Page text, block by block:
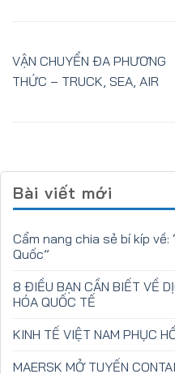
VẬN CHUYỂN ĐA PHƯƠNG
THỨC – TRUCK, SEA, AIR
Bài viết mới
Cẩm nang chia sẻ bí kíp về:
Quốc”
8 ĐIỀU BẠN CẦN BIẾT VỀ
HÓA QUỐC TẾ
KINH TẾ VIỆT NAM PHỤC
MAERSK MỞ TUYẾN